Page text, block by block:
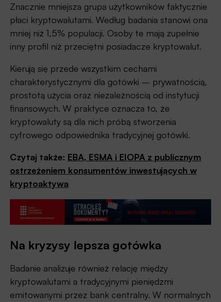
Znacznie mniejsza grupa użytkowników faktycznie
płaci kryptowalutami. Według badania stanowi ona
mniej niż 1,5% populacji. Osoby te mają zupełnie
inny profil niż przeciętni posiadacze kryptowalut.
Kierują się przede wszystkim cechami
charakterystycznymi dla gotówki – prywatnością,
prostotą użycia oraz niezależnością od instytucji
finansowych. W praktyce oznacza to, że
kryptowaluty są dla nich próbą stworzenia
cyfrowego odpowiednika tradycyjnej gotówki.
Czytaj także: EBA, ESMA i EIOPA z publicznym
ostrzeżeniem konsumentów inwestujących w
kryptoaktywa
Na kryzysy lepsza gotówka
Badanie analizuje również relację między
kryptowalutami a tradycyjnymi pieniędzmi
emitowanymi przez bank centralny. W normalnych